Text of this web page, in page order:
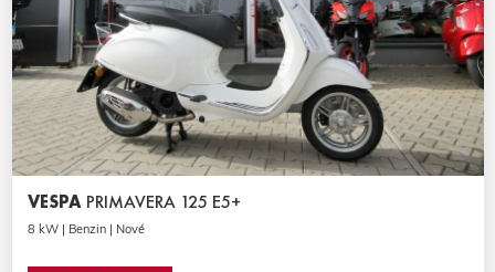
VESPA PRIMAVERA 125 E5+
8 kW | Benzin | Nové